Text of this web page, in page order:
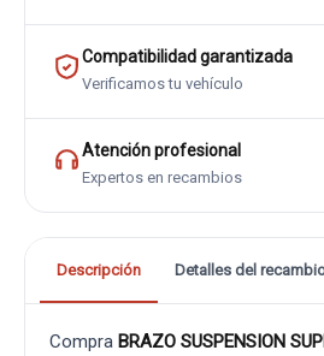
Compatibilidad garantizada
Verificamos tu vehículo
Atención profesional
Expertos en recambios
Descripción Detalles del
Compra BRAZO SUSPENSION